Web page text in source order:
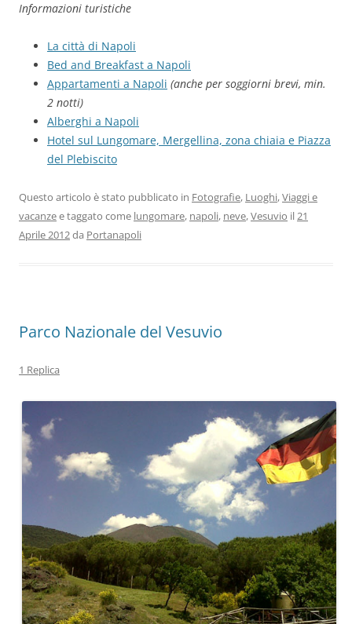
Informazioni turistiche
La città di Napoli
Bed and Breakfast a Napoli
Appartamenti a Napoli (anche per soggiorni brevi, min.
2 notti)
Alberghi a Napoli
Hotel sul Lungomare, Mergellina, zona chiaia e Piazza
del Plebiscito
Questo articolo è stato pubblicato in Fotografie, Luoghi,Viaggi e
vacanzee taggato come lungomare, napoli, neve,Vesuvio il 21
Aprile 2012da Portanapoli
Parco Nazionale del Vesuvio
1 Replica